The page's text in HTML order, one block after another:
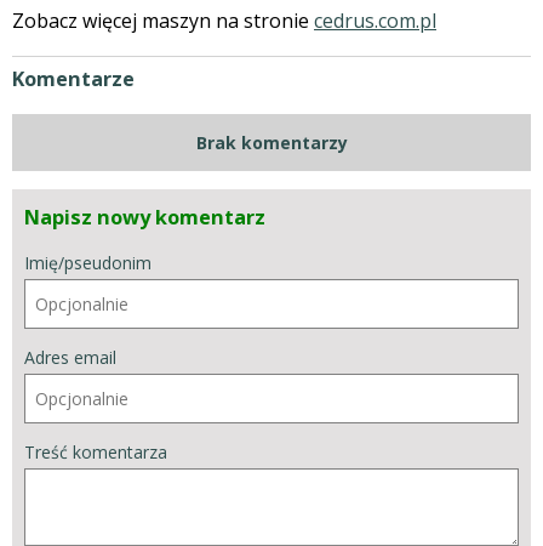
Zobacz więcej maszyn na stronie cedrus.com.pl
Komentarze
Brak komentarzy
Napisz nowy komentarz
Imię/pseudonim
Adres email
Treść komentarza